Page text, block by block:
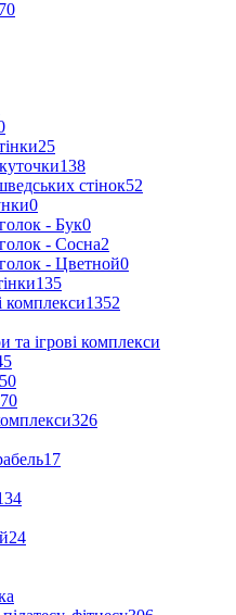
25
138
стінок52
0
- Бук0
- Сосна2
- Цветной0
135
комплекси1352
та ігрові комплекси
326
17
24